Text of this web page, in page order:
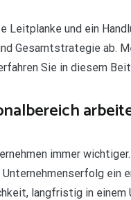
Leitplanke und ein
Gesamtstrategie ab.
Sie in diesem
immer
ein
langfristig in einem